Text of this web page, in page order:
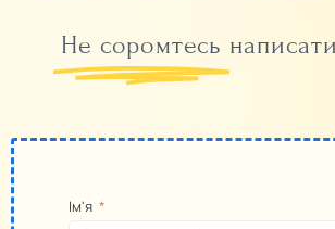
Не соромтесь
Ім'я